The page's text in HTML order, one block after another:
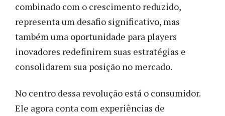
combinado com o crescimento reduzido,
representa um desafio significativo, mas
também uma oportunidade para players
inovadores redefinirem suas estratégias e
consolidarem sua posição no mercado.
No centro dessa revolução está o consumidor.
Ele agora conta com experiências de